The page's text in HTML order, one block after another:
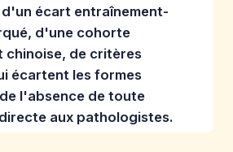
d'un écart entraînement-
d'une cohorte
chinoise, de critères
écartent les formes
l'absence de toute
aux pathologistes.